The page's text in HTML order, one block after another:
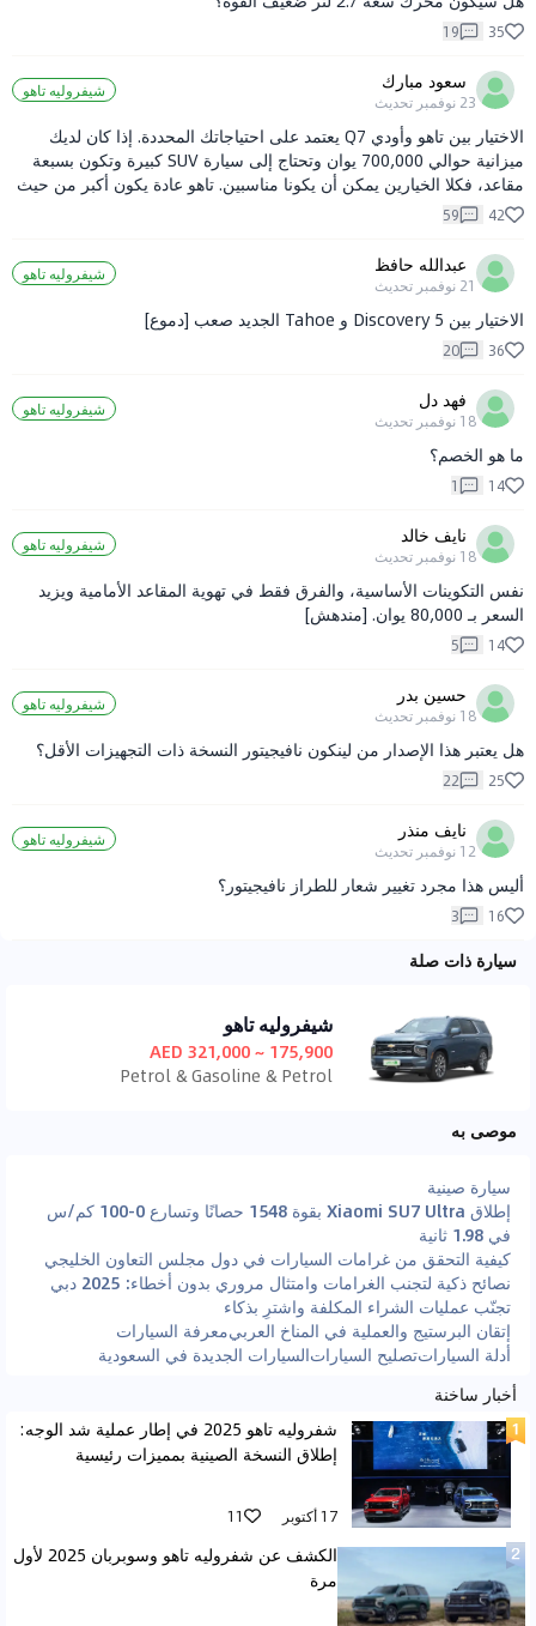
35
19
سعود مبارك
23 نوفمبر تحديث
شيفروليه تاهو
الاختيار بين تاهو وأودي Q7 يعتمد على احتياجاتك المحددة. إذا كان لديك
ميزانية حوالي 700,000 يوان وتحتاج إلى سيارة SUV كبيرة وتكون بسبعة
مقاعد، فكلا الخيارين يمكن أن يكونا مناسبين. تاهو عادة يكون أكبر من حيث
فخامة وتقنيات متقدمة. يمكنك أيضاً انتظار بويك انكلاف للمقارنة، حيث
يمكن أن يقدم خياراً جيداً أيضاً.
42
59
عبدالله حافظ
21 نوفمبر تحديث
شيفروليه تاهو
الاختيار بين Discovery 5 و Tahoe الجديد صعب [دموع]
36
20
فهد دل
18 نوفمبر تحديث
شيفروليه تاهو
ما هو الخصم؟
14
1
نايف خالد
18 نوفمبر تحديث
شيفروليه تاهو
نفس التكوينات الأساسية، والفرق فقط في تهوية المقاعد الأمامية ويزيد
السعر بـ 80,000 يوان. [مندهش]
14
5
حسين بدر
18 نوفمبر تحديث
شيفروليه تاهو
هل يعتبر هذا الإصدار من لينكون نافيجيتور النسخة ذات التجهيزات الأقل؟
25
22
نايف منذر
12 نوفمبر تحديث
شيفروليه تاهو
أليس هذا مجرد تغيير شعار للطراز نافيجيتور؟
16
3
سيارة ذات صلة
شيفروليه تاهو
175,900 ~ 321,000 AED
Petrol & Gasoline & Petrol
موصى به
سيارة صينية
إطلاق Xiaomi SU7 Ultra بقوة 1548 حصانًا وتسارع 0-100 كم/س
في 1.98 ثانية
كيفية التحقق من غرامات السيارات في دول مجلس التعاون الخليجي
نصائح ذكية لتجنب الغرامات وامتثال مروري بدون أخطاء: 2025 دبي
تجنّب عمليات الشراء المكلفة واشترِ بذكاء
إتقان البرستيج والعملية في المناخ العربيمعرفة السيارات
أدلة السياراتتصليح السياراتالسيارات الجديدة في السعودية
أخبار ساخنة
شفروليه تاهو 2025 في إطار عملية شد الوجه:
إطلاق النسخة الصينية بمميزات رئيسية
17 أكتوبر 11
الكشف عن شفروليه تاهو وسوبربان 2025 لأول
مرة